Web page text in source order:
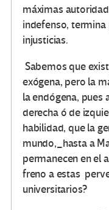
máximas
indefenso,
injusticias.
Sabemos que
exógena, pero la
la endógena, pues
derecha ó de
habilidad, que la
mundo,_hasta a
permanecen en el
freno a estas
universitarios?